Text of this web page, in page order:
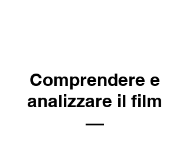
Comprendere e
analizzare il film